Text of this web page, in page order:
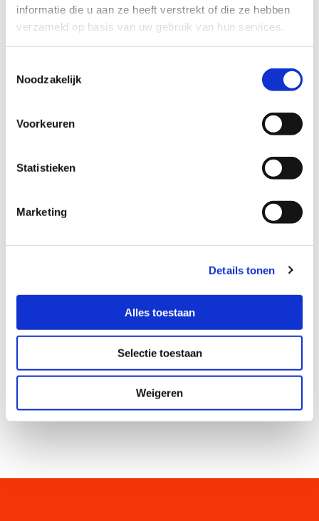
informatie die u aan ze heeft verstrekt of die ze hebben
verzameld op basis van uw gebruik van hun services.
Noodzakelijk
Voorkeuren
Statistieken
Marketing
Details tonen
Alles toestaan
Selectie toestaan
Weigeren
Bekijk meer projecten van Dave
Construction